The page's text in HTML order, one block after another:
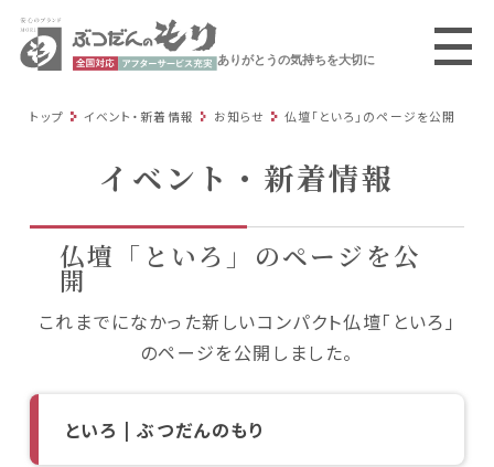
ありがとうの気持ちを大切に
トップ イベント・新着情報 お知らせ 仏壇「といろ」のページを公開
イベント・新着情報
仏壇「といろ」のページを公
開
これまでになかった新しいコンパクト仏壇「といろ」
のページを公開しました。
といろ | ぶつだんのもり